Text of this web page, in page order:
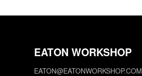
EATON WORKSHOP
EATON@EATONWORKSHOP.COM